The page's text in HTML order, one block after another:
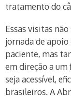
tratamento do
Essas visitas
jornada de
paciente, mas
em direção a
seja acessível,
brasileiros. A